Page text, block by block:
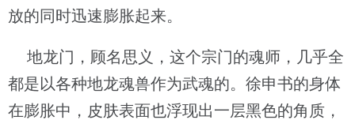
放的同时迅速膨胀起来。
地龙门，顾名思义，这个宗门的魂师，几乎全
都是以各种地龙魂兽作为武魂的。徐申书的身体
在膨胀中，皮肤表面也浮现出一层黑色的角质，